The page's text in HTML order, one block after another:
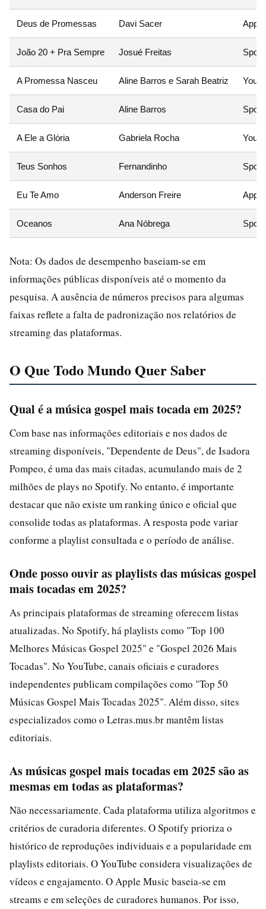
Deus de Promessas Davi Sacer
João 20 + Pra Sempre Josué Freitas
A Promessa Nasceu Aline Barros e Sarah Beatriz
Casa do Pai Aline Barros
A Ele a Glória Gabriela Rocha
Teus Sonhos Fernandinho
Eu Te Amo Anderson Freire
Oceanos Ana Nóbrega
Nota: Os dados de desempenho baseiam-se em
informações públicas disponíveis até o momento da
pesquisa. A ausência de números precisos para algumas
faixas reflete a falta de padronização nos relatórios de
streaming das plataformas.
O Que Todo Mundo Quer Saber
Qual é a música gospel mais tocada em 2025?
Com base nas informações editoriais e nos dados de
streaming disponíveis, "Dependente de Deus", de Isadora
Pompeo, é uma das mais citadas, acumulando mais de 2
milhões de plays no Spotify. No entanto, é importante
destacar que não existe um ranking único e oficial que
consolide todas as plataformas. A resposta pode variar
conforme a playlist consultada e o período de análise.
Onde posso ouvir as playlists das músicas gospel
mais tocadas em 2025?
As principais plataformas de streaming oferecem listas
atualizadas. No Spotify, há playlists como "Top 100
Melhores Músicas Gospel 2025" e "Gospel 2026 Mais
Tocadas". No YouTube, canais oficiais e curadores
independentes publicam compilações como "Top 50
Músicas Gospel Mais Tocadas 2025". Além disso, sites
especializados como o Letras.mus.br mantêm listas
editoriais.
As músicas gospel mais tocadas em 2025 são as
mesmas em todas as plataformas?
Não necessariamente. Cada plataforma utiliza algoritmos e
critérios de curadoria diferentes. O Spotify prioriza o
histórico de reproduções individuais e a popularidade em
playlists editoriais. O YouTube considera visualizações de
vídeos e engajamento. O Apple Music baseia-se em
streams e em seleções de curadores humanos. Por isso,